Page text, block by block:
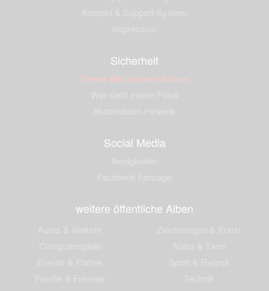
Sicherheit
Dieses Bild melden (Abuse)
Social Media
weitere öffentliche Alben